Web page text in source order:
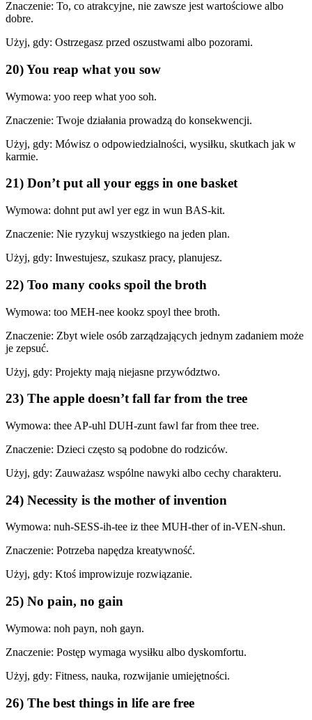
Znaczenie: To, co atrakcyjne, nie zawsze jest wartościowe albo
dobre.
Użyj, gdy: Ostrzegasz przed oszustwami albo pozorami.
20) You reap what you sow
Wymowa: yoo reep what yoo soh.
Znaczenie: Twoje działania prowadzą do konsekwencji.
Użyj, gdy: Mówisz o odpowiedzialności, wysiłku, skutkach jak w
karmie.
21) Don’t put all your eggs in one basket
Wymowa: dohnt put awl yer egz in wun BAS-kit.
Znaczenie: Nie ryzykuj wszystkiego na jeden plan.
Użyj, gdy: Inwestujesz, szukasz pracy, planujesz.
22) Too many cooks spoil the broth
Wymowa: too MEH-nee kookz spoyl thee broth.
Znaczenie: Zbyt wiele osób zarządzających jednym zadaniem może
je zepsuć.
Użyj, gdy: Projekty mają niejasne przywództwo.
23) The apple doesn’t fall far from the tree
Wymowa: thee AP-uhl DUH-zunt fawl far from thee tree.
Znaczenie: Dzieci często są podobne do rodziców.
Użyj, gdy: Zauważasz wspólne nawyki albo cechy charakteru.
24) Necessity is the mother of invention
Wymowa: nuh-SESS-ih-tee iz thee MUH-ther of in-VEN-shun.
Znaczenie: Potrzeba napędza kreatywność.
Użyj, gdy: Ktoś improwizuje rozwiązanie.
25) No pain, no gain
Wymowa: noh payn, noh gayn.
Znaczenie: Postęp wymaga wysiłku albo dyskomfortu.
Użyj, gdy: Fitness, nauka, rozwijanie umiejętności.
26) The best things in life are free